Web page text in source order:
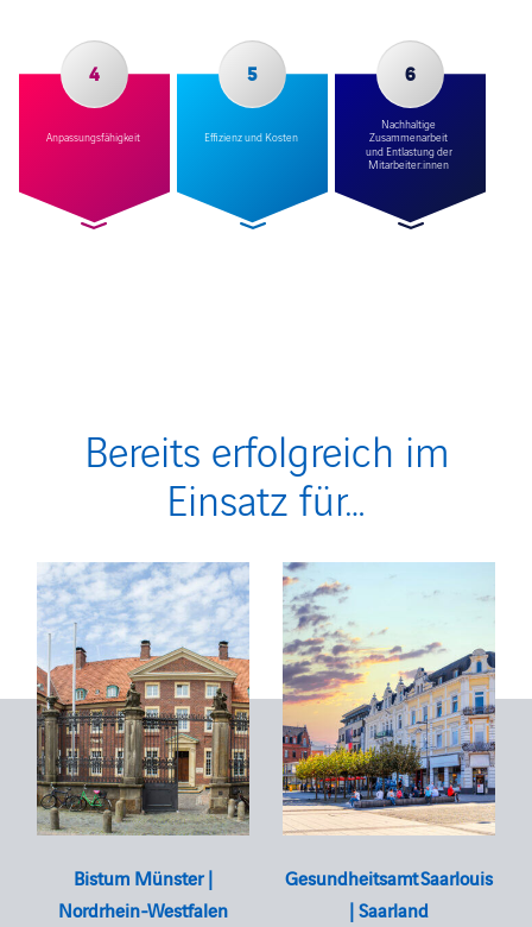
Anpassungsfähigkeit
4
Effizienz und Kosten
5
Nachhaltige
Zusammenarbeit
und Entlastung der
Mitarbeiter:innen
6
Bereits erfolgreich im
Einsatz für…
Bistum Münster |
Nordrhein-Westfalen
Gesundheitsamt Saarlouis
| Saarland